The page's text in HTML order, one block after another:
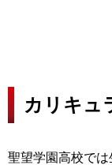
カリキュ
聖望学園高校で